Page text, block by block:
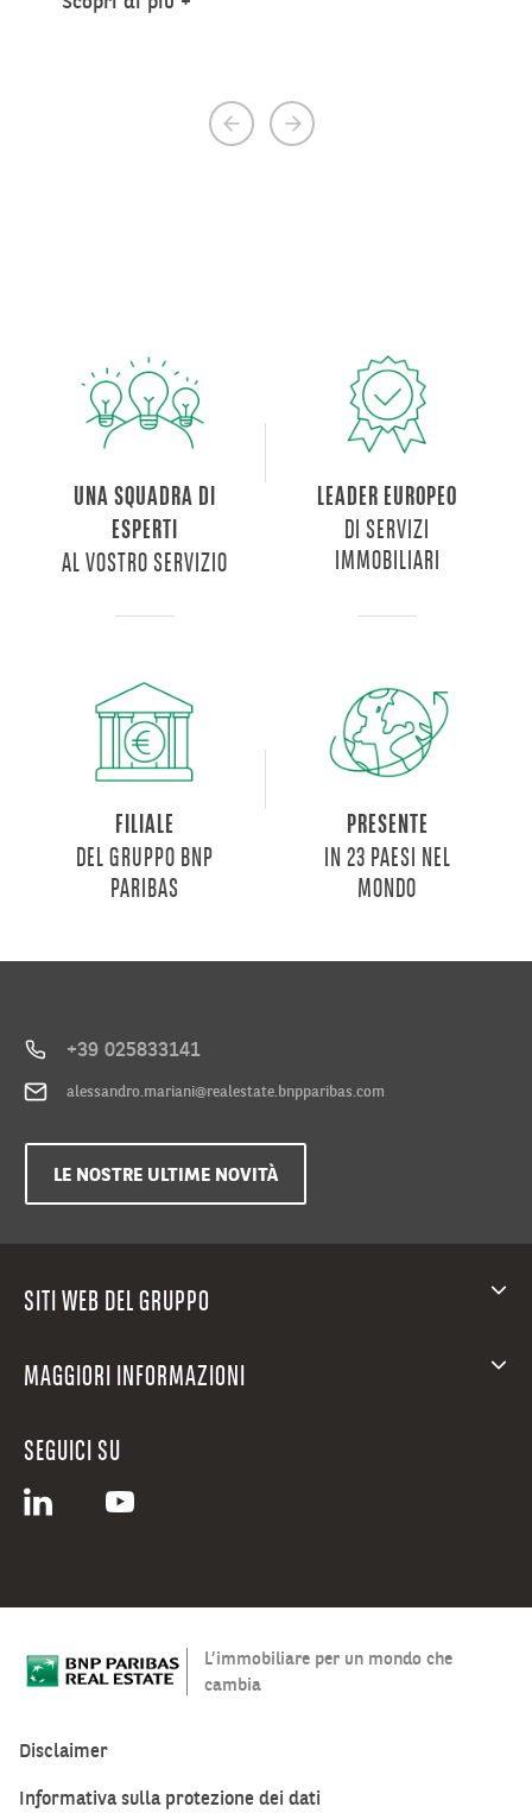
Previous
Next
UNA SQUADRA DI
ESPERTI
AL VOSTRO SERVIZIO
LEADER EUROPEO
DI SERVIZI
IMMOBILIARI
FILIALE
DEL GRUPPO BNP
PARIBAS
PRESENTE
IN 23 PAESI NEL
MONDO
+39 025833141
alessandro.mariani@realestate.bnpparibas.com
LE NOSTRE ULTIME NOVITÀ
SITI WEB DEL GRUPPO
MAGGIORI INFORMAZIONI
SEGUICI SU
L’immobiliare per un mondo che
cambia
Disclaimer
Informativa sulla protezione dei dati